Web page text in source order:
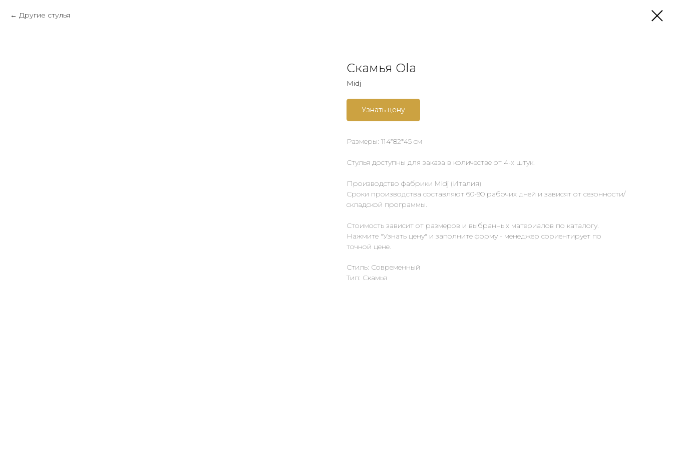
Другие стулья
Скамья Ola
Midj
Узнать цену
Размеры: 114*82*45 см
Стулья доступны для заказа в количестве от 4-х штук.
Производство фабрики Midj (Италия)
Сроки производства составляют 60-90 рабочих дней и зависят от сезонности/
складской программы.
Стоимость зависит от размеров и выбранных материалов по каталогу.
Нажмите "Узнать цену" и заполните форму - менеджер сориентирует по
точной цене.
Стиль: Современный
Тип: Скамья